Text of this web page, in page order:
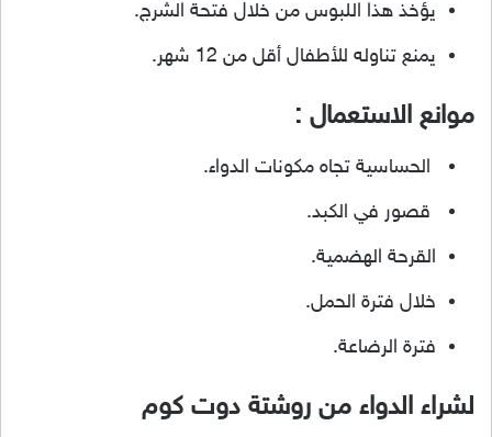
يؤخذ هذا اللبوس من خلال فتحة الشرج.
يمنع تناوله للأطفال أقل من 12 شهر.
موانع الاستعمال :
الحساسية تجاه مكونات الدواء.
قصور في الكبد.
القرحة الهضمية.
خلال فترة الحمل.
فترة الرضاعة.
لشراء الدواء من روشتة دوت كوم